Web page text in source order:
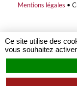
Mentions légales •
Ce site utilise des
vous souhaitez activer